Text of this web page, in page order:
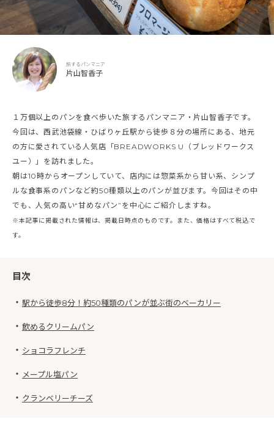
旅するパンマニア
片山智香子
１万個以上のパンを食べ歩いた旅するパンマニア・片山智香子です。
今回は、西武池袋線・ひばりヶ丘駅から徒歩８分の場所にある、地元
の方に愛されている人気店「BREADWORKS U（ブレッドワークス
ユー）」を訪れました。
朝は10時からオープンしていて、店内には惣菜系から甘い系、シンプ
ルな食事系のパンなど約50種類以上のパンが並びます。今回はその中
でも、人気の高い“甘めなパン”を中心にご紹介しますね。
※本記事に掲載された情報は、掲載日時点のものです。また、価格はすべて税込で
す。
目次
・ 駅から徒歩8分！約50種類のパンが並ぶ街のベーカリー
・ 飲めるクリームパン
・ ショコラフレンチ
・ メープル塩パン
・ クランベリーチーズ